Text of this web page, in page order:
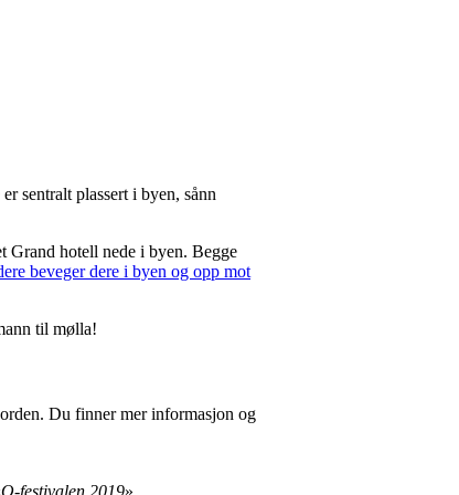
sentralt plassert i byen, sånn
Grand hotell nede i byen. Begge
beveger dere i byen og opp mot
til mølla!
Du finner mer informasjon og